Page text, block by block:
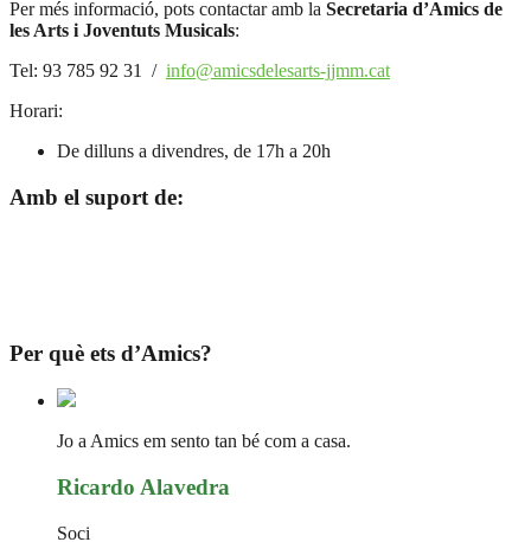
Per més informació, pots contactar amb la Secretaria d’Amics de
les Arts i Joventuts Musicals:
Tel: 93 785 92 31 / info@amicsdelesarts-jjmm.cat
Horari:
De dilluns a divendres, de 17h a 20h
Amb el suport de:
Per què ets d’Amics?
Jo a Amics em sento tan bé com a casa.
Ricardo Alavedra
Soci